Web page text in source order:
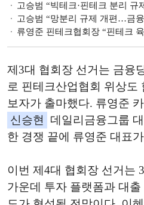
고승범 “빅테크·핀테크 분리 규제 검토…대
고승범 “망분리 규제 개편…금융사
류영준 핀테크협회장 “핀테크 육성 집중해
제3대 협회장 선거는 금융
로 핀테크산업협회 위상도
보자가 출마했다. 류영준
신승현
데일리금융그룹
한 경쟁 끝에 류영준 대표
이번 제4대 협회장 선거는
가운데 투자 플랫폼과 대